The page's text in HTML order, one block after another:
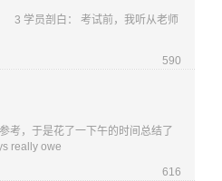
员剖白： 考试前，我听从老师
590
考，于是花了一下午的时间总结了
really owe
616